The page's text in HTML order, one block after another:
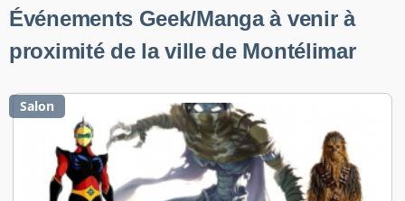
Événements Geek/Manga à venir à
proximité de la ville de Montélimar
Salon